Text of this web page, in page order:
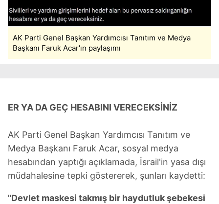
AK Parti Genel Başkan Yardımcısı Tanıtım ve Medya
Başkanı Faruk Acar'ın paylaşımı
ER YA DA GEÇ HESABINI VERECEKSİNİZ
AK Parti Genel Başkan Yardımcısı Tanıtım ve
Medya Başkanı Faruk Acar, sosyal medya
hesabından yaptığı açıklamada, İsrail'in yasa dışı
müdahalesine tepki göstererek, şunları kaydetti:
"Devlet maskesi takmış bir haydutluk şebekesi